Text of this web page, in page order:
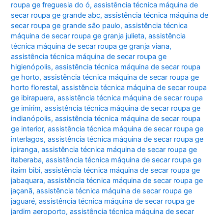
roupa ge freguesia do ó,assistência técnica máquina de
secar roupa ge grande abc,assistência técnica máquina de
secar roupa ge grande são paulo,assistência técnica
máquina de secar roupa ge granja julieta,assistência
técnica máquina de secar roupa ge granja viana,
assistência técnica máquina de secar roupa ge
higienópolis,assistência técnica máquina de secar roupa
ge horto,assistência técnica máquina de secar roupa ge
horto florestal,assistência técnica máquina de secar roupa
ge ibirapuera,assistência técnica máquina de secar roupa
ge imirim,assistência técnica máquina de secar roupa ge
indianópolis,assistência técnica máquina de secar roupa
ge interior,assistência técnica máquina de secar roupa ge
interlagos,assistência técnica máquina de secar roupa ge
ipiranga,assistência técnica máquina de secar roupa ge
itaberaba,assistência técnica máquina de secar roupa ge
itaim bibi,assistência técnica máquina de secar roupa ge
jabaquara,assistência técnica máquina de secar roupa ge
jaçanã,assistência técnica máquina de secar roupa ge
jaguaré,assistência técnica máquina de secar roupa ge
jardim aeroporto,assistência técnica máquina de secar